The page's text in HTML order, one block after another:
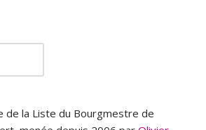
de la Liste du Bourgmestre de